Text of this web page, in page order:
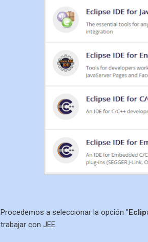
Procedemos a seleccionar la opción "
trabajar con JEE.